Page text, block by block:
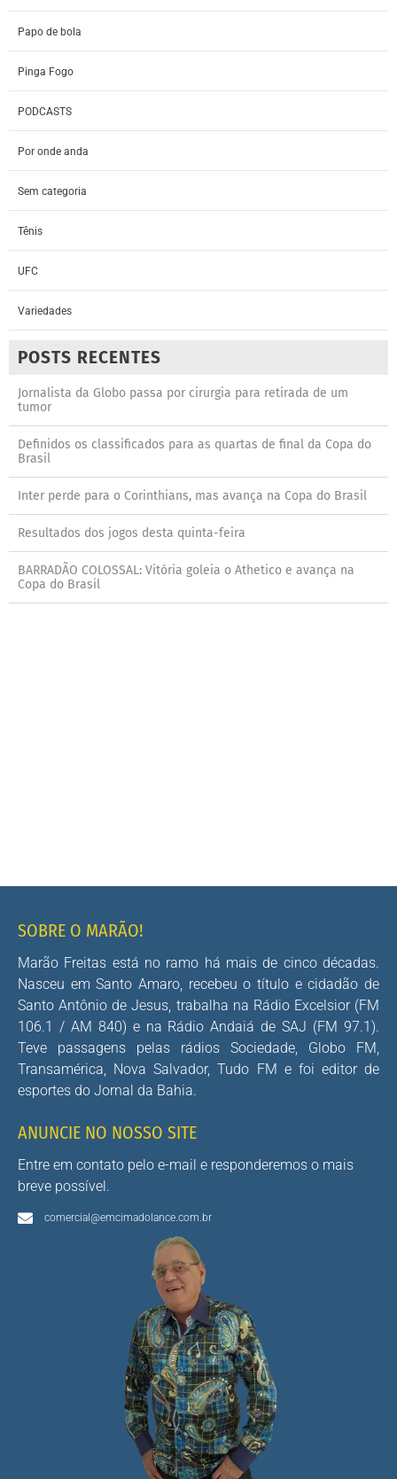
Papo de bola
Pinga Fogo
PODCASTS
Por onde anda
Sem categoria
Tênis
UFC
Variedades
POSTS RECENTES
Jornalista da Globo passa por cirurgia para retirada de um
tumor
Definidos os classificados para as quartas de final da Copa do
Brasil
Inter perde para o Corinthians, mas avança na Copa do Brasil
Resultados dos jogos desta quinta-feira
BARRADÃO COLOSSAL: Vitória goleia o Athetico e avança na
Copa do Brasil
SOBRE O MARÃO!
Marão Freitas está no ramo há mais de cinco décadas.
Nasceu em Santo Amaro, recebeu o título e cidadão de
Santo Antônio de Jesus, trabalha na Rádio Excelsior (FM
106.1 / AM 840) e na Rádio Andaiá de SAJ (FM 97.1).
Teve passagens pelas rádios Sociedade, Globo FM,
Transamérica, Nova Salvador, Tudo FM e foi editor de
esportes do Jornal da Bahia.
ANUNCIE NO NOSSO SITE
Entre em contato pelo e-mail e responderemos o mais
breve possível.
comercial@emcimadolance.com.br